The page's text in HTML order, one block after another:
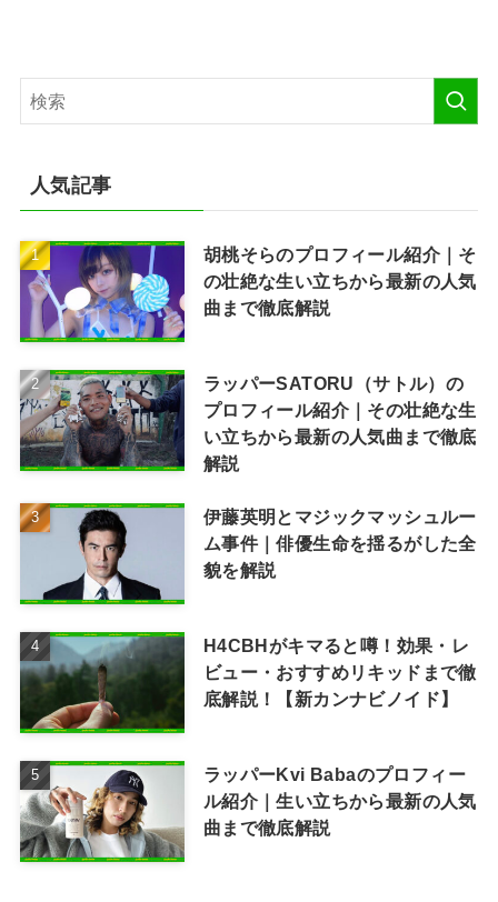
人気記事
胡桃そらのプロフィール紹介｜そ
の壮絶な生い立ちから最新の人気
曲まで徹底解説
ラッパーSATORU（サトル）の
プロフィール紹介｜その壮絶な生
い立ちから最新の人気曲まで徹底
解説
伊藤英明とマジックマッシュルー
ム事件｜俳優生命を揺るがした全
貌を解説
H4CBHがキマると噂！効果・レ
ビュー・おすすめリキッドまで徹
底解説！【新カンナビノイド】
ラッパーKvi Babaのプロフィー
ル紹介｜生い立ちから最新の人気
曲まで徹底解説